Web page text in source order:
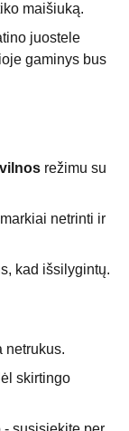
maišiuką.
juostele
gaminys bus
vilnos režimu su
netrinti ir
kad išsilygintų.
netrukus.
skirtingo